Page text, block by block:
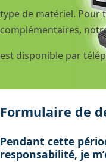
type de matériel. Pour
complémentaires,
est disponible par
Formulaire de
Pendant cette
responsabilité, je